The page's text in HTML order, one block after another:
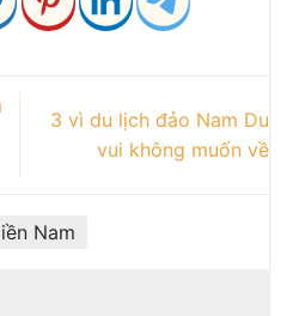
3 vì du lịch đảo Nam Du
vui không muốn về
Nam